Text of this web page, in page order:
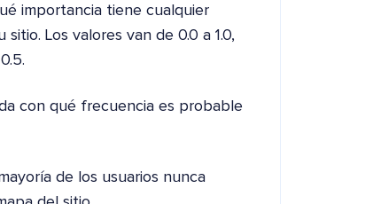
importancia tiene cualquier
Los valores van de 0.0 a 1.0,
con qué frecuencia es probable
de los usuarios nunca